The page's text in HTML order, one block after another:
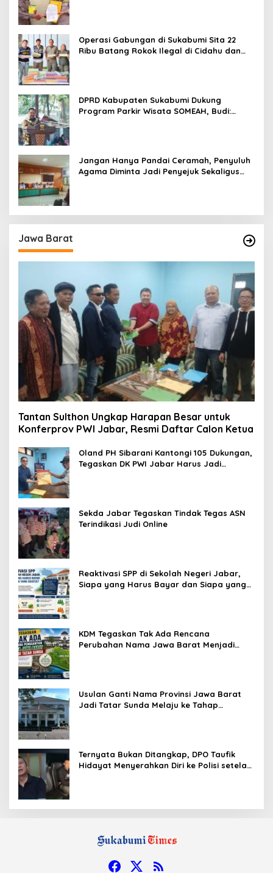
Operasi Gabungan di Sukabumi Sita 22
Ribu Batang Rokok Ilegal di Cidahu dan
DPRD Kabupaten Sukabumi Dukung
Program Parkir Wisata SOMEAH, Budi:
Jangan Hanya Pandai Ceramah, Penyuluh
Agama Diminta Jadi Penyejuk Sekaligus
Jawa Barat
Tantan Sulthon Ungkap Harapan Besar untuk
Konferprov PWI Jabar, Resmi Daftar Calon Ketua
Oland PH Sibarani Kantongi 105 Dukungan,
Tegaskan DK PWI Jabar Harus Jadi
Sekda Jabar Tegaskan Tindak Tegas ASN
Terindikasi Judi Online
Reaktivasi SPP di Sekolah Negeri Jabar,
Siapa yang Harus Bayar dan Siapa yang
KDM Tegaskan Tak Ada Rencana
Perubahan Nama Jawa Barat Menjadi
Usulan Ganti Nama Provinsi Jawa Barat
Jadi Tatar Sunda Melaju ke Tahap
Ternyata Bukan Ditangkap, DPO Taufik
Hidayat Menyerahkan Diri ke Polisi setelah